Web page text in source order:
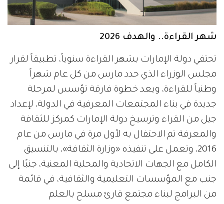
شهر القراءة.. والهدف 2026
تحتفي دولة الإمارات بشهر القراءة سنوياً، تطبيقاً لقرار
مجلس الوزراء الذي حدد مارس من كل عام شهراً
وطنياً للقراءة، ويعد خطوة فارقة تؤسس لمرحلة
جديدة في بناء المجتمعات المعرفية في الدولة، لإعداد
جيل من القراء وترسيخ دولة الإمارات كمركز للثقافة
والمعرفة تم الاحتفال به لأول مرة في مارس من عام
2016، وتعمل على تنفيذه «وزارة الثقافة»، بالتنسيق
الكامل مع الجهات الاتحادية والمحلية المعنية، جنبًا إلى
جنب مع المؤسسات التعليمية والثقافية، في قائمة
من البرامج لبناء مجتمع قارئ مسلح بالعلم